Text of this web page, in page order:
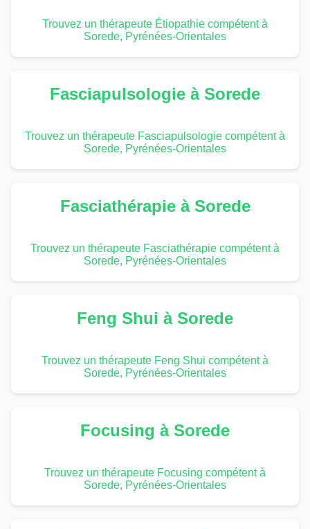
Trouvez un thérapeute Étiopathie compétent à
Sorede, Pyrénées-Orientales
Fasciapulsologie à Sorede
Trouvez un thérapeute Fasciapulsologie compétent à
Sorede, Pyrénées-Orientales
Fasciathérapie à Sorede
Trouvez un thérapeute Fasciathérapie compétent à
Sorede, Pyrénées-Orientales
Feng Shui à Sorede
Trouvez un thérapeute Feng Shui compétent à
Sorede, Pyrénées-Orientales
Focusing à Sorede
Trouvez un thérapeute Focusing compétent à
Sorede, Pyrénées-Orientales